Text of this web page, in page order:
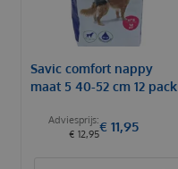
Savic comfort nappy
maat 5 40-52 cm 12 pack
€ 12,95€ 11,95